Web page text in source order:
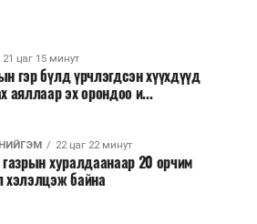
21 цаг 15 минут
гэр бүлд үрчлэгдсэн хүүхдүүд
аяллаар эх орондоо и...
22 цаг 22 минут
газрын хуралдаанаар 20 орчим
хэлэлцэж байна